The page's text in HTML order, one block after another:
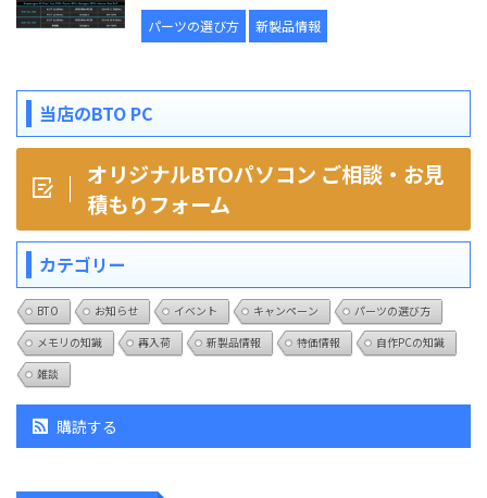
パーツの選び方 新製品情報
当店のBTO PC
オリジナルBTOパソコン ご相談・お見
積もりフォーム
カテゴリー
BTO お知らせ イベント キャンペーン
パーツの選び方
メモリの知識
再入荷 新製品情報 特価情報
自作PCの知識
雑談
購読する